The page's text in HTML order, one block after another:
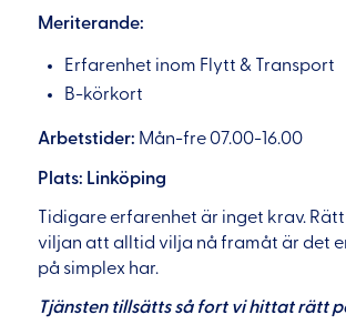
Meriterande:
Erfarenhet inom Flytt & Transport
B-körkort
Arbetstider: Mån-fre 07.00-16.00
Plats: Linköping
Tidigare erfarenhet är inget krav.
viljan att alltid vilja nå framåt är det
på simplex har.
Tjänsten tillsätts så fort vi hittat rätt